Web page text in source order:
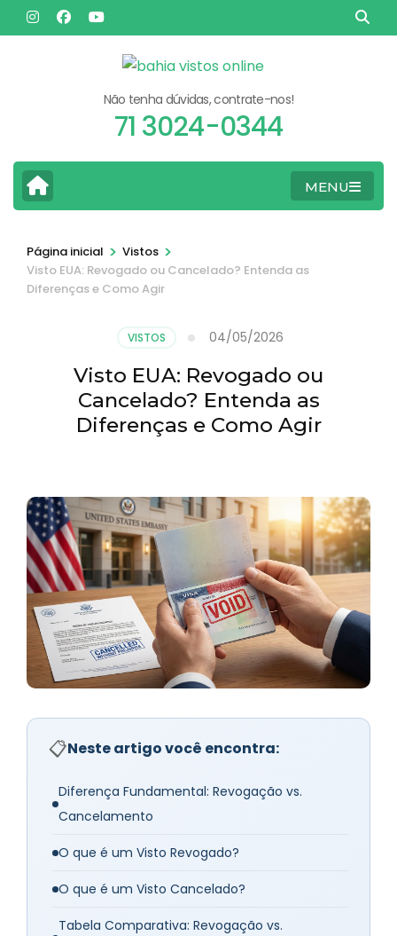
Pular
para
Não tenha dúvidas, contrate-nos!
71 3024-0344
MENU
Página inicial > Vistos >
Visto EUA: Revogado ou Cancelado? Entenda as
Diferenças e Como Agir
VISTOS 04/05/2026
Visto EUA: Revogado ou
Cancelado? Entenda as
Diferenças e Como Agir
📋Neste artigo você encontra:
Diferença Fundamental: Revogação vs.
Cancelamento
O que é um Visto Revogado?
O que é um Visto Cancelado?
Tabela Comparativa: Revogação vs.